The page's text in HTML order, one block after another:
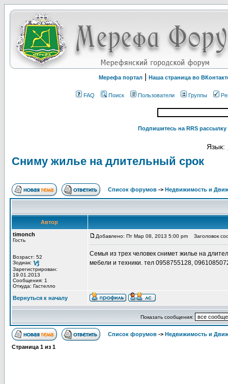
Мерефа портал Наша страница во
FAQ Поиск Пользователи Группы
Подпишитесь на RRS
Язык:
Сниму жилье на длительный срок
Список форумов -> Недвижимость и
Автор
timonch
Гость
Возраст: 52
Зодиак:
Зарегистрирован:
19.01.2013
Сообщения: 1
Откуда: Гастелло
Добавлено: Пт Мар 08, 2013 5:00 pm Заголовок
Семья из трех человек снимет жилье на
мебели и техники. тел 0958755128,
Вернуться к началу
Показать сообщения:
Список форумов -> Недвижимость и
Страница 1 из 1